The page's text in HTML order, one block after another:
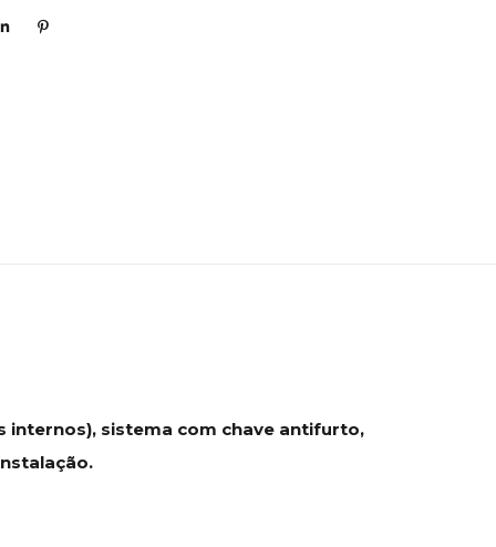
internos), sistema com chave antifurto,